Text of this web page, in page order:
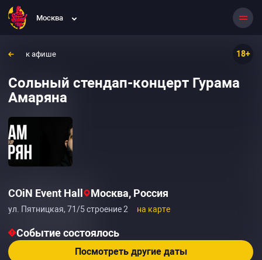
Москва
к афише 18+
Сольный стендап-концерт Гурама
Амаряна
COiN Event Hall Москва, Россия
ул. Пятницкая, 71/5 строение 2 на карте
Событие состоялось
Посмотреть другие даты